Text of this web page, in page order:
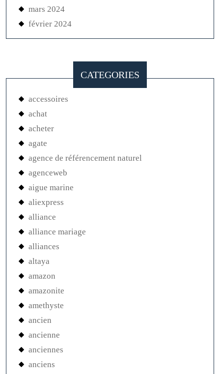
mars 2024
février 2024
CATEGORIES
accessoires
achat
acheter
agate
agence de référencement naturel
agenceweb
aigue marine
aliexpress
alliance
alliance mariage
alliances
altaya
amazon
amazonite
amethyste
ancien
ancienne
anciennes
anciens